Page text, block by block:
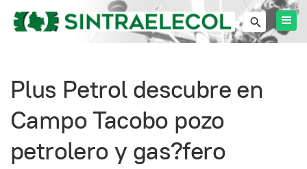
Plus Petrol descubre en
Campo Tacobo pozo
petrolero y gas?fero